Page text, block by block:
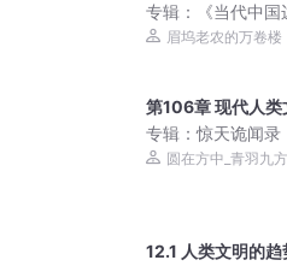
专辑：
《当代中
洞达学问博览L16
眉坞老农的万卷楼
第106章 现代人类
专辑：惊天诡闻录
丨深渊秘闻 | 悬疑
圆在方中_青羽九方
12.1 人类文明的